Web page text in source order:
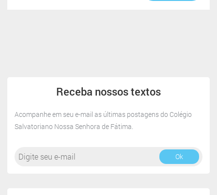
Receba nossos textos
Acompanhe em seu e-mail as últimas postagens do Colégio
Salvatoriano Nossa Senhora de Fátima.
Ok